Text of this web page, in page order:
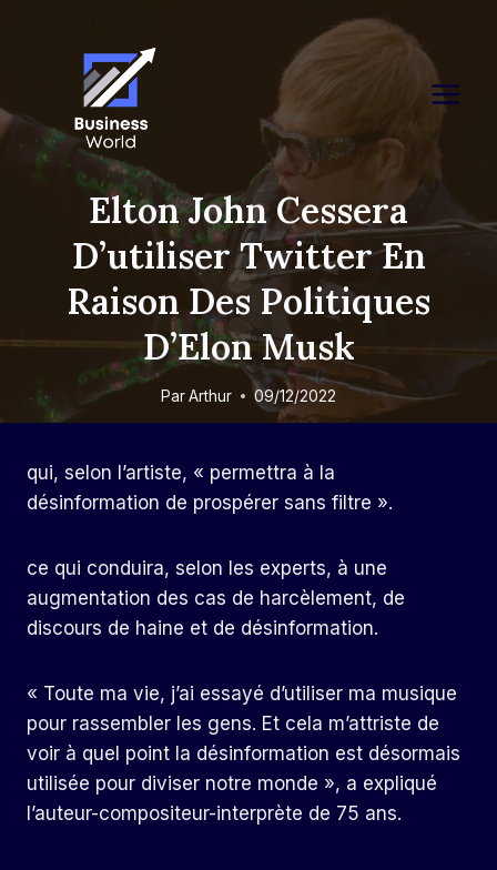
Elton John Cessera
D’utiliser Twitter En
Raison Des Politiques
D’Elon Musk
ParArthur 09/12/2022
qui, selon l’artiste, « permettra à la
désinformation de prospérer sans filtre ».
ce qui conduira, selon les experts, à une
augmentation des cas de harcèlement, de
discours de haine et de désinformation.
« Toute ma vie, j’ai essayé d’utiliser ma musique
pour rassembler les gens. Et cela m’attriste de
voir à quel point la désinformation est désormais
utilisée pour diviser notre monde », a expliqué
l’auteur-compositeur-interprète de 75 ans.